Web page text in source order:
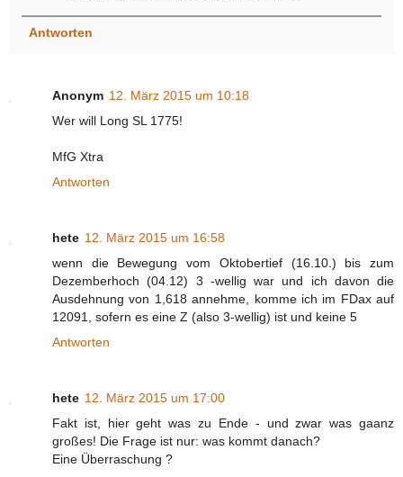
Antworten
Anonym 12. März 2015 um 10:18
Wer will Long SL 1775!
MfG Xtra
Antworten
hete 12. März 2015 um 16:58
wenn die Bewegung vom Oktobertief (16.10.) bis zum
Dezemberhoch (04.12) 3 -wellig war und ich davon die
Ausdehnung von 1,618 annehme, komme ich im FDax auf
12091, sofern es eine Z (also 3-wellig) ist und keine 5
Antworten
hete 12. März 2015 um 17:00
Fakt ist, hier geht was zu Ende - und zwar was gaanz
großes! Die Frage ist nur: was kommt danach?
Eine Überraschung ?